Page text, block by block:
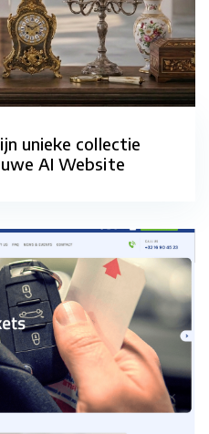
unieke collectie
AI Website